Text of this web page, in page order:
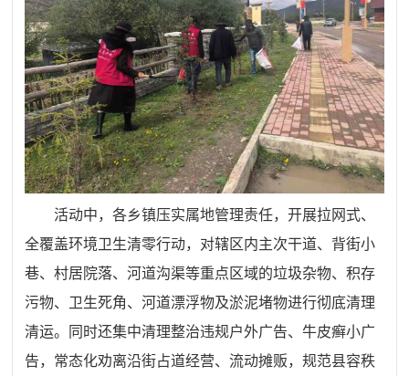
活动中，各乡镇压实属地管理责任，开展拉网式、
全覆盖环境卫生清零行动，对辖区内主次干道、背街小
巷、村居院落、河道沟渠等重点区域的垃圾杂物、积存
污物、卫生死角、河道漂浮物及淤泥堵物进行彻底清理
清运。同时还集中清理整治违规户外广告、牛皮癣小广
告，常态化劝离沿街占道经营、流动摊贩，规范县容秩